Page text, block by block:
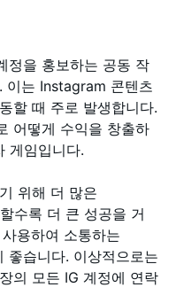
정을 홍보하는 공동 작
이는 Instagram 콘텐츠
할 때 주로 발생합니다.
어떻게 수익을 창출하
게임입니다.
위해 더 많은
수록 더 큰 성공을 거
용하여 소통하는
좋습니다. 이상적으로는
의 모든 IG 계정에 연락